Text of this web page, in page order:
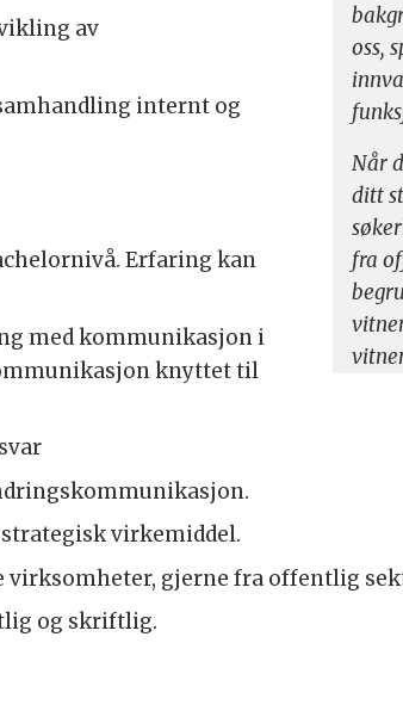
oss,
Når
ditt
fra
av
internt og
Erfaring kan
med kommunikasjon i
knyttet til
virkemiddel.
gjerne fra offentlig
og skriftlig.